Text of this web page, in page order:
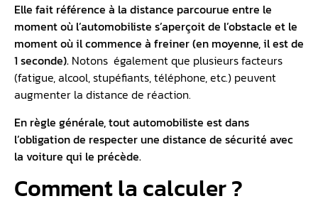
Elle fait référence à la distance parcourue entre le
moment où l’automobiliste s’aperçoit de l’obstacle et le
moment où il commence à freiner (en moyenne, il est de
1 seconde). Notons également que plusieurs facteurs
(fatigue, alcool, stupéfiants, téléphone, etc.) peuvent
augmenter la distance de réaction.
En règle générale, tout automobiliste est dans
l’obligation de respecter une distance de sécurité avec
la voiture qui le précède.
Comment la calculer ?